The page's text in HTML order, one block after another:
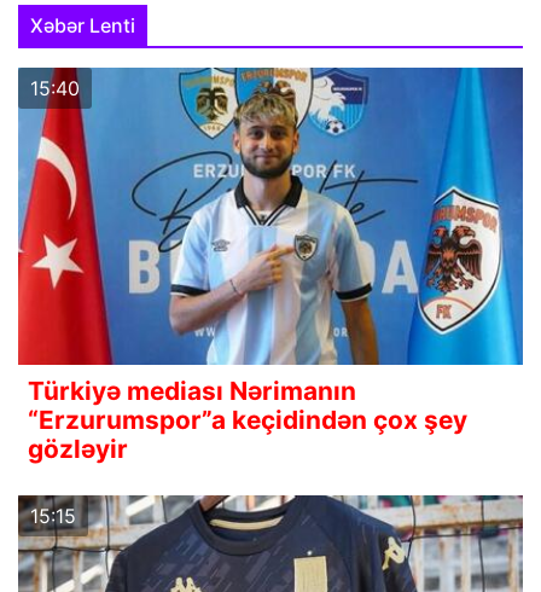
Xəbər Lenti
15:40
Türkiyə mediası Nərimanın
“Erzurumspor”a keçidindən çox şey
gözləyir
15:15